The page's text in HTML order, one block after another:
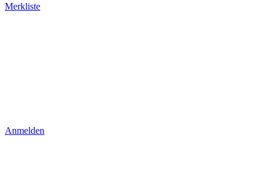
Merkliste
Anmelden